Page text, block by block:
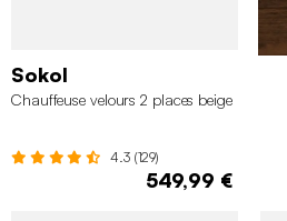
Sokol
Chauffeuse velours 2 places beige
4.3 (129)
549,99 €